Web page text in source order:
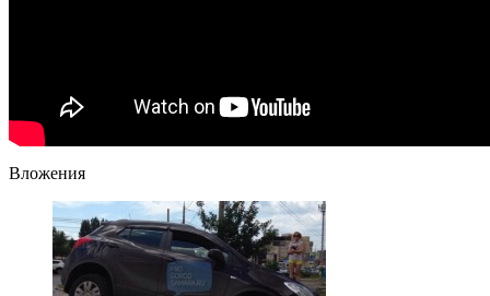
Вложения